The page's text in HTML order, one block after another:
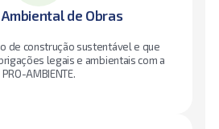
de Obras
de construção sustentável e que
legais e ambientais com a
PRO-AMBIENTE.